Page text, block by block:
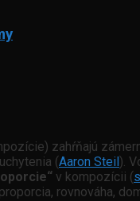
zahŕňajú
(Aaron Steil ).
v kompozícii (
proporcia, rovnováha,